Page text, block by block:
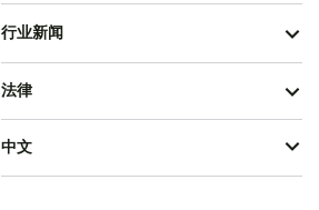
行业新闻
法律
中文